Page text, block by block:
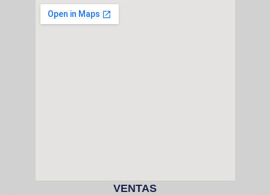
968 217 912
VENTAS